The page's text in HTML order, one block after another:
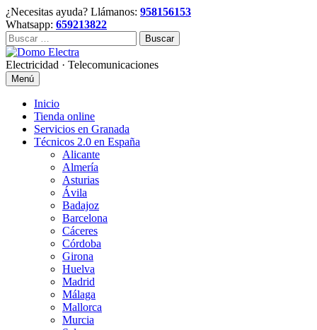
Skip
to
content
¿Necesitas ayuda? Llámanos: 958156153
Whatsapp: 659213822
Buscar:
Electricidad · Telecomunicaciones
Menú
Inicio
Tienda online
Servicios en Granada
Técnicos 2.0 en España
Alicante
Almería
Asturias
Ávila
Badajoz
Barcelona
Cáceres
Córdoba
Girona
Huelva
Madrid
Málaga
Mallorca
Murcia